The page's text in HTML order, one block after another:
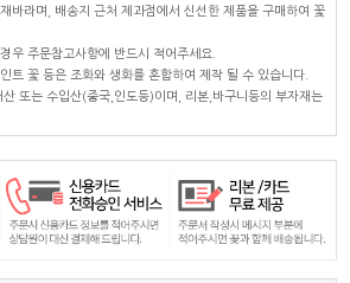
바라며, 배송지 근처 제과점에서 신선한 제품을 구매하여 꽃
우 주문참고사항에 반드시 적어주세요.
트 꽃 등은 조화와 생화를 혼합하여 제작 될 수 있습니다.
또는 수입산(중국,인도등)이며, 리본,바구니등의 부자재는